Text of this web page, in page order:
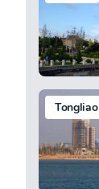
Tongliao